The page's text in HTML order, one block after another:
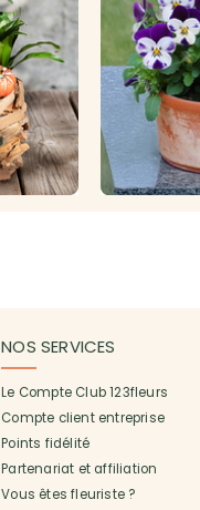
NOS SERVICES
Le Compte Club 123fleurs
Compte client entreprise
Points fidélité
Partenariat et affiliation
Vous êtes fleuriste ?